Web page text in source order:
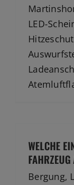
LED-
WELCHE
Bergung,